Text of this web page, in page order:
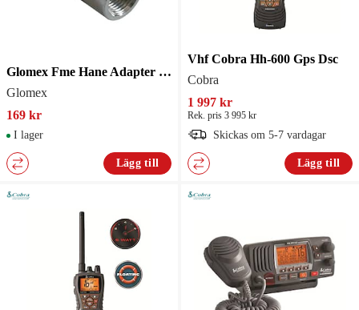
Glomex Fme Hane Adapter Fme Hane
Glomex
169 kr
I lager
Lägg till
Vhf Cobra Hh-600 Gps Dsc
Cobra
1 997 kr
Rek. pris 3 995 kr
Skickas om 5-7 vardagar
Lägg till